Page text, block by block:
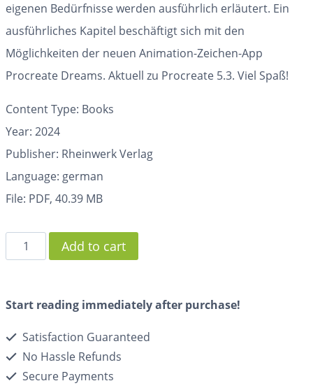
eigenen Bedürfnisse werden ausführlich erläutert. Ein
ausführliches Kapitel beschäftigt sich mit den
Möglichkeiten der neuen Animation-Zeichen-App
Procreate Dreams. Aktuell zu Procreate 5.3. Viel Spaß!
Content Type: Books
Year: 2024
Publisher: Rheinwerk Verlag
Language: german
File: PDF, 40.39 MB
Add to cart
Start reading immediately after purchase!
Satisfaction Guaranteed
No Hassle Refunds
Secure Payments